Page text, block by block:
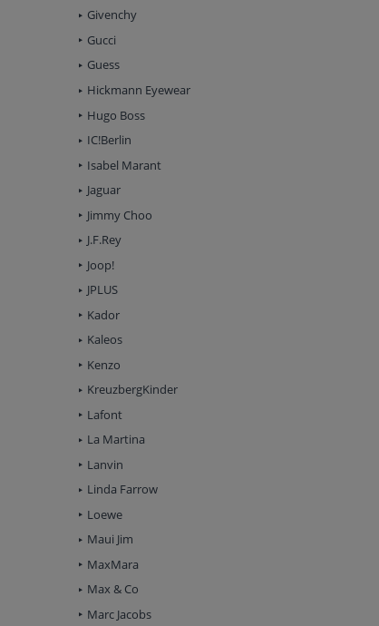
Givenchy
Gucci
Guess
Hickmann Eyewear
Hugo Boss
IC!Berlin
Isabel Marant
Jaguar
Jimmy Choo
J.F.Rey
Joop!
JPLUS
Kador
Kaleos
Kenzo
KreuzbergKinder
Lafont
La Martina
Lanvin
Linda Farrow
Loewe
Maui Jim
MaxMara
Max & Co
Marc Jacobs